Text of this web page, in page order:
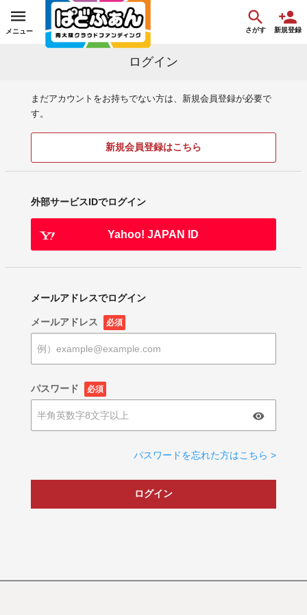
メニュー さがす 新規登録
ログイン
まだアカウントをお持ちでない方は、新規会員登録が必要で
す。
新規会員登録はこちら
外部サービスIDでログイン
Yahoo! JAPAN ID
メールアドレスでログイン
メールアドレス 必須
パスワード 必須
パスワードを忘れた方はこちら >
ログイン